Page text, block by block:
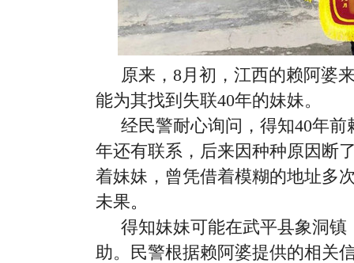
原来，8月初，江西的赖阿婆
能为其找到失联40年的妹妹。
经民警耐心询问， 得知40年前
年还有联系，后来因种种原因断
着妹妹，曾凭借着模糊的地址多
未果。
得知妹妹可能在武平县象洞
助。民警根据赖阿婆提供的相关